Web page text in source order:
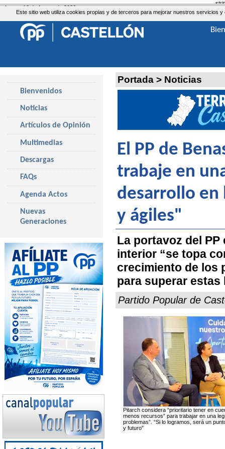
Este sitio web utiliza cookies propias y de terceros para mejorar nuestros servicios
Portada > Noticias
El PP de
trabaje en
desarrollo en
y ágiles"
La portavoz del
interior “se topa
crecimiento de los
para superar
Partido Popular de
Pitarch considera “prioritario tener en
menos recursos” para trabajar en una
problemas”. “Si lo logramos, será un
y futuro”
Bienvenidos
Noticias
Artículos de Opinión
Multimedias
Descargas
FAQs
Agenda Actos
Nuevas
Generaciones
Lunes, 10 de Agosto de 2026